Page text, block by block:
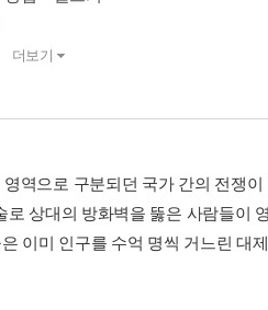
더보기
역으로 구분되던 국가 간의 전쟁
상대의 방화벽을 뚫은 사람들이
이미 인구를 수억 명씩 거느린 대